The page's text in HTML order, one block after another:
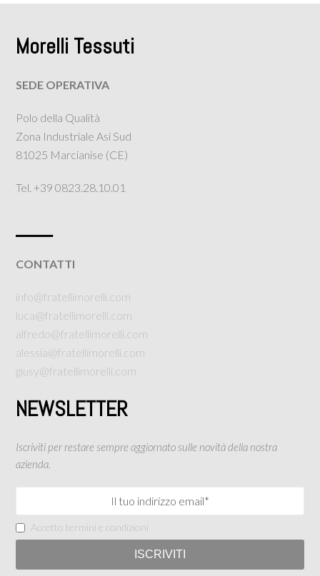
Morelli Tessuti
SEDE OPERATIVA
Polo della Qualità
Zona Industriale Asi Sud
81025 Marcianise (CE)
Tel. +39 0823.28.10.01
CONTATTI
info@fratellimorelli.com
luca@fratellimorelli.com
alfredo@fratellimorelli.com
alessia@fratellimorelli.com
giusy@fratellimorelli.com
NEWSLETTER
Iscriviti per restare sempre aggiornato sulle novità della nostra
azienda.
Accetto termini e condizioni